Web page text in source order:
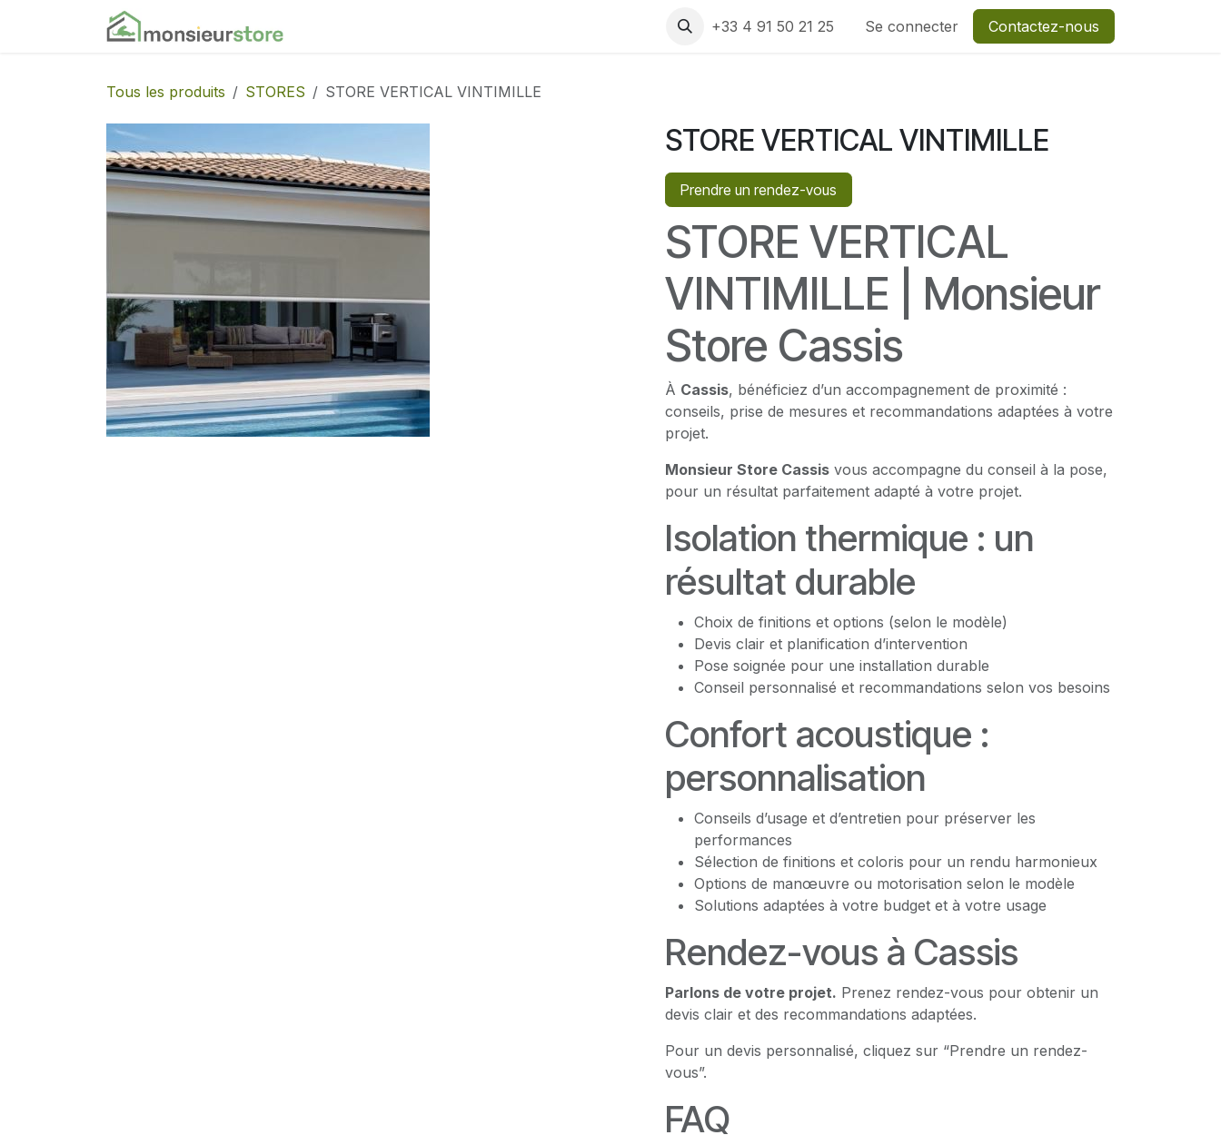
Se rendre au contenu
Recrutement
+33 4 91 50 21 25 Se connecter Contactez-nous
Tous les produits STORES STORE VERTICAL VINTIMILLE
STORE VERTICAL VINTIMILLE
Prendre un rendez-vous
STORE VERTICAL
VINTIMILLE | Monsieur
Store Cassis
À Cassis, bénéficiez d’un accompagnement de proximité :
conseils, prise de mesures et recommandations adaptées à votre
projet.
Monsieur Store Cassis vous accompagne du conseil à la pose,
pour un résultat parfaitement adapté à votre projet.
Isolation thermique : un
résultat durable
Choix de finitions et options (selon le modèle)
Devis clair et planification d’intervention
Pose soignée pour une installation durable
Conseil personnalisé et recommandations selon vos besoins
Confort acoustique :
personnalisation
Conseils d’usage et d’entretien pour préserver les
performances
Sélection de finitions et coloris pour un rendu harmonieux
Options de manœuvre ou motorisation selon le modèle
Solutions adaptées à votre budget et à votre usage
Rendez-vous à Cassis
Parlons de votre projet. Prenez rendez-vous pour obtenir un
devis clair et des recommandations adaptées.
Pour un devis personnalisé, cliquez sur “Prendre un rendez-
vous”.
FAQ